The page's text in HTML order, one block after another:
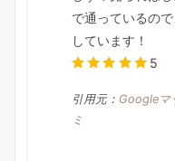
で通っているの
しています！
5
引用元： Googleマ
ミ